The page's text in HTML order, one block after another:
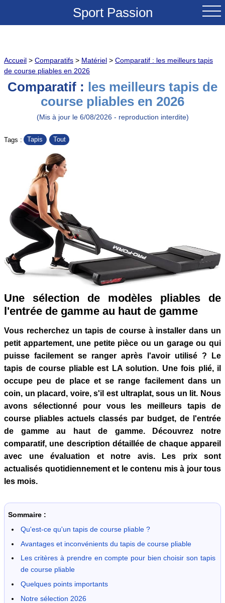
Sport Passion
NOUVEAUTES
TESTS & REVUES
COMPARATIFS
CONSEILS
GRANDS COLS A VELO
SOLDES
Accueil > Comparatifs > Matériel > Comparatif : les meilleurs tapis
de course pliables en 2026
Comparatif :
les meilleurs tapis de
course pliables en 2026
(Mis à jour le 6/08/2026 - reproduction interdite)
Tags : Tapis Tout
Une sélection de modèles pliables de
l'entrée de gamme au haut de gamme
Vous recherchez un tapis de course à installer dans un
petit appartement, une petite pièce ou un garage ou qui
puisse facilement se ranger après l'avoir utilisé ? Le
tapis de course pliable est LA solution. Une fois plié, il
occupe peu de place et se range facilement dans un
coin, un placard, voire, s'il est ultraplat, sous un lit. Nous
avons sélectionné pour vous les meilleurs tapis de
course pliables actuels classés par budget, de l'entrée
de gamme au haut de gamme. Découvrez notre
comparatif, une description détaillée de chaque appareil
avec une évaluation et notre avis. Les prix sont
actualisés quotidiennement et le contenu mis à jour tous
les mois.
Sommaire :
Qu'est-ce qu'un tapis de course pliable ?
Avantages et inconvénients du tapis de course pliable
Les critères à prendre en compte pour bien choisir son tapis
de course pliable
Quelques points importants
Notre sélection 2026